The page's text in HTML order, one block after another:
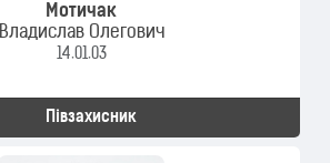
Мотичак
Владислав Олегович
14.01.03
Півзахисник